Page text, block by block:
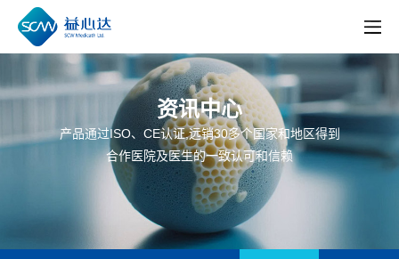
资讯中心
产品通过ISO、CE认证,远销30多个国家和地区得到
合作医院及医生的一致认可和信赖